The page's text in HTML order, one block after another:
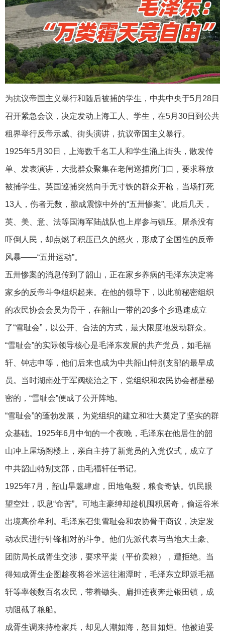
为抗议帝国主义暴行和随后被捕的学生，中共中央于5月28日
召开紧急会议，决定发动上海工人、学生，在5月30日到公共
租界举行反帝示威、街头演讲，抗议帝国主义暴行。
1925年5月30日，上海数千名工人和学生涌上街头，散发传
单、发表演讲，大批群众聚集在老闸巡捕房门口，要求释放
被捕学生。英国巡捕突然向手无寸铁的群众开枪，当场打死
13人，伤者无数，酿成震惊中外的“五卅惨案”。此后几天，
英、美、意、法等国海军陆战队也上岸参与镇压。屠杀没有
吓倒人民，却点燃了积压已久的怒火，形成了全国性的反帝
风暴——“五卅运动”。
五卅惨案的消息传到了韶山，正在家乡养病的毛泽东决定将
家乡的反帝斗争组织起来。在他的领导下，以此前秘密组织
的农民协会会员为骨干，在韶山一带的20多个乡迅速成立
了“雪耻会”，以公开、合法的方式，最大限度地发动群众。
“雪耻会”的实际领导核心是毛泽东发展的共产党员，如毛福
轩、钟志申等，他们后来也成为中共韶山特别支部的最早成
员。当时湖南处于军阀统治之下，党组织和农民协会都是秘
密的，“雪耻会”便成了公开阵地。
“雪耻会”的蓬勃发展，为党组织的建立和壮大奠定了坚实的群
众基础。1925年6月中旬的一个夜晚，毛泽东在他居住的韶
山冲上屋场阁楼上，亲自主持了新党员的入党仪式，成立了
中共韶山特别支部，由毛福轩任书记。
1925年7月，韶山旱魃肆虐，田地龟裂，粮食奇缺。饥民眼
望空灶，叹息“命苦”。可地主豪绅却趁机囤积居奇，偷运谷米
出境高价牟利。毛泽东召集雪耻会和农协骨干商议，决定发
动农民进行针锋相对的斗争。他们先派代表与当地大土豪、
团防局长成胥生交涉，要求平粜（平价卖粮），遭拒绝。当
得知成胥生企图趁夜将谷米运往湘潭时，毛泽东立即派毛福
轩等率领数百名农民，带着锄头、扁担连夜奔赴银田镇，成
功阻截了粮船。
成胥生调来持枪家兵，却见人潮如海，怒目如炬。他被迫妥